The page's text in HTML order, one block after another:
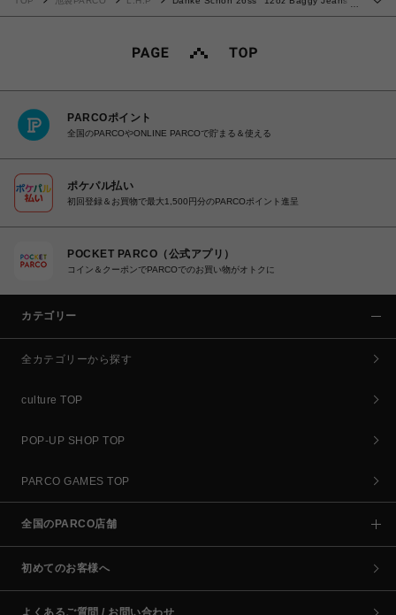
…
PARCOポイント
全国のPARCOやONLINE PARCOで貯まる＆使える
ポケパル払い
初回登録＆お買物で最大1,500円分のPARCOポイント進呈
POCKET PARCO（公式アプリ）
コイン＆クーポンでPARCOでのお買い物がオトクに
カテゴリー
全カテゴリーから探す
culture TOP
POP-UP SHOP TOP
PARCO GAMES TOP
全国のPARCO店舗
初めてのお客様へ